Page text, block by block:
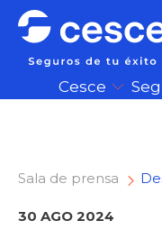
Cesce
Sala de prensa
30 AGO 2024